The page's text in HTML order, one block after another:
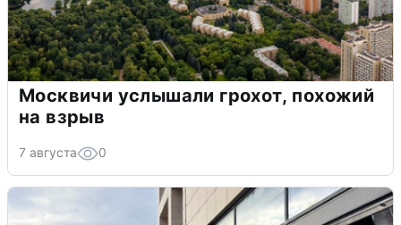
Москвичи услышали грохот, похожий
на взрыв
7 августа 0